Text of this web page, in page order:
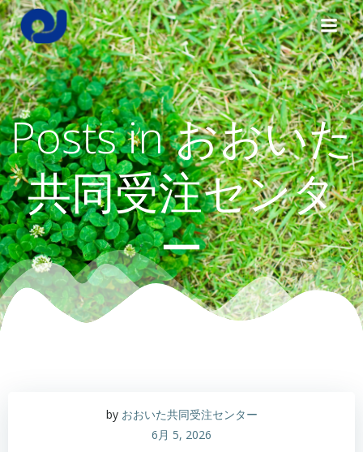
コ
ン
テ
ン
ツ
へ
ス
キ
ッ
プ
Posts inおおいた
共同受注センタ
ー
by おおいた共同受注センター
6月 5, 2026